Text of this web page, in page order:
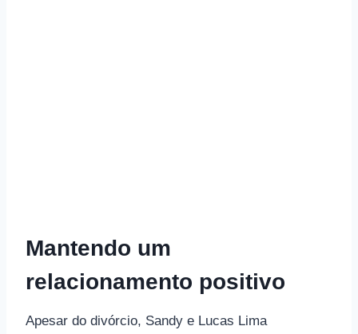
Mantendo um
relacionamento positivo
Apesar do divórcio, Sandy e Lucas Lima